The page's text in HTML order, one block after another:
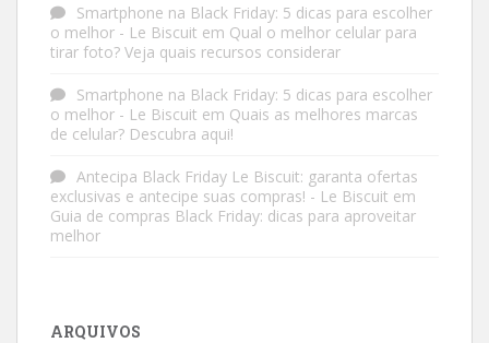
Smartphone na Black Friday: 5 dicas para escolher
o melhor - Le Biscuit em Qual o melhor celular para
tirar foto? Veja quais recursos considerar
Smartphone na Black Friday: 5 dicas para escolher
o melhor - Le Biscuit em Quais as melhores marcas
de celular? Descubra aqui!
Antecipa Black Friday Le Biscuit: garanta ofertas
exclusivas e antecipe suas compras! - Le Biscuit em
Guia de compras Black Friday: dicas para aproveitar
melhor
ARQUIVOS